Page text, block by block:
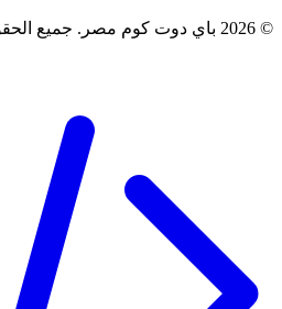
©
2026 باي دوت كوم مصر . جميع